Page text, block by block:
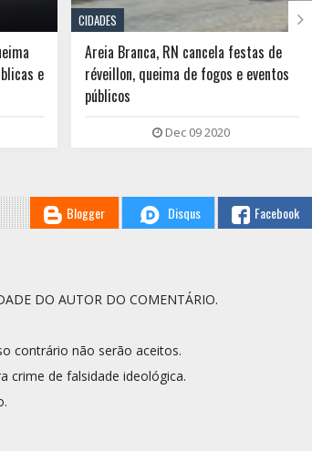
e
CIDADES
Areia Branca, RN cancela festas de
réveillon, queima de fogos e eventos
públicos
Dec 09 2020

Blogger Disqus Facebook
DO AUTOR DO COMENTÁRIO.
contrário não serão aceitos.
crime de falsidade ideológica.